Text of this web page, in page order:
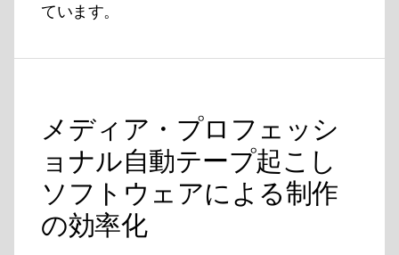
ています。
メディア・プロフェッシ
ョナル自動テープ起こし
ソフトウェアによる制作
の効率化